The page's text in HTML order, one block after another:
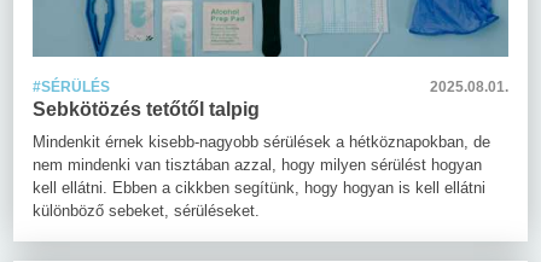
#SÉRÜLÉS 2025.08.01.
Sebkötözés tetőtől talpig
Mindenkit érnek kisebb-nagyobb sérülések a hétköznapokban, de
nem mindenki van tisztában azzal, hogy milyen sérülést hogyan
kell ellátni. Ebben a cikkben segítünk, hogy hogyan is kell ellátni
különböző sebeket, sérüléseket.